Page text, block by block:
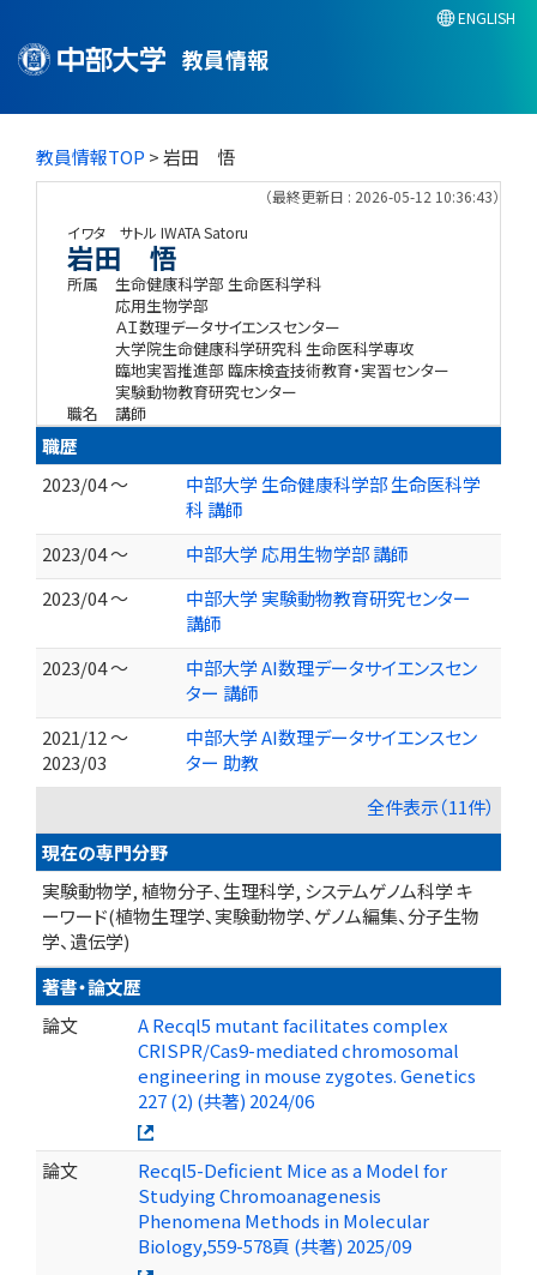
教員情報
ENGLISH
教員情報TOP > 岩田 悟
（最終更新日 : 2026-05-12 10:36:43）
イワタ サトル IWATA Satoru
岩田 悟
所属
生命健康科学部 生命医科学科
応用生物学部
ＡＩ数理データサイエンスセンター
大学院生命健康科学研究科 生命医科学専攻
臨地実習推進部 臨床検査技術教育・実習センター
実験動物教育研究センター
職名
講師
職歴
2023/04 ～
中部大学 生命健康科学部 生命医科学
科 講師
2023/04 ～
中部大学 応用生物学部 講師
2023/04 ～
中部大学 実験動物教育研究センター
講師
2023/04 ～
中部大学 AI数理データサイエンスセン
ター 講師
2021/12 ～
2023/03
中部大学 AI数理データサイエンスセン
ター 助教
全件表示（11件）
現在の専門分野
実験動物学, 植物分子、生理科学, システムゲノム科学 キ
ーワード(植物生理学、実験動物学、ゲノム編集、分子生物
学、遺伝学)
著書・論文歴
論文
A Recql5 mutant facilitates complex
CRISPR/Cas9-mediated chromosomal
engineering in mouse zygotes. Genetics
227 (2) (共著) 2024/06
論文
Recql5-Deficient Mice as a Model for
Studying Chromoanagenesis
Phenomena Methods in Molecular
Biology,559-578頁 (共著) 2025/09